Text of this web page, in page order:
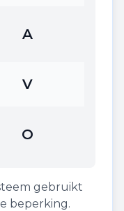
A
V
O
gebruikt
beperking.